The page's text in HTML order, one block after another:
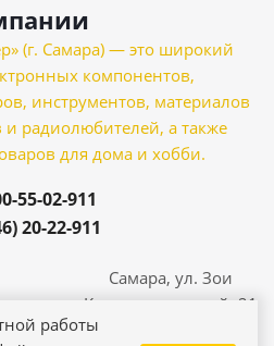
(г. Самара) — это широкий
компонентов,
инструментов, материалов
радиолюбителей, а также
для дома и хобби.
55-02-911
20-22-911
Самара, ул. Зои
Космодемьянской, 21
работы